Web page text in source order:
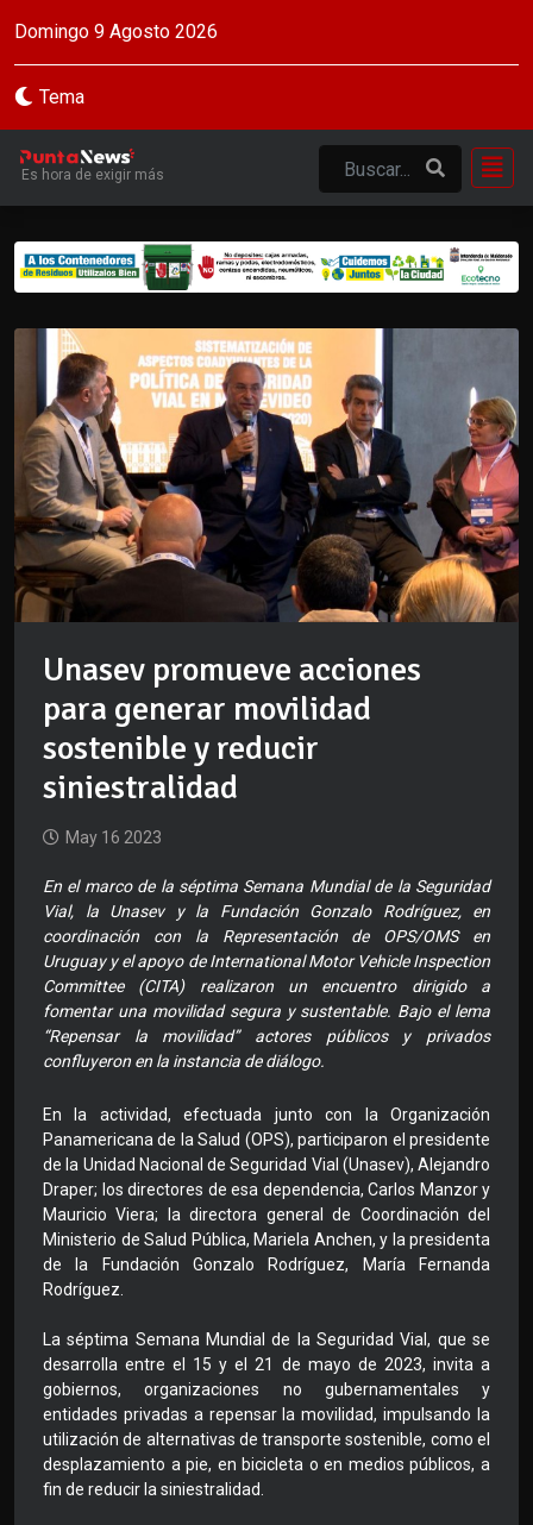
Domingo 9 Agosto 2026
Tema
Es hora de exigir más
Unasev promueve acciones
para generar movilidad
sostenible y reducir
siniestralidad
May 16 2023
En el marco de la séptima Semana Mundial de la Seguridad
Vial, la Unasev y la Fundación Gonzalo Rodríguez, en
coordinación con la Representación de OPS/OMS en
Uruguay y el apoyo de International Motor Vehicle Inspection
Committee (CITA) realizaron un encuentro dirigido a
fomentar una movilidad segura y sustentable. Bajo el lema
“Repensar la movilidad” actores públicos y privados
confluyeron en la instancia de diálogo.
En la actividad, efectuada junto con la Organización
Panamericana de la Salud (OPS), participaron el presidente
de la Unidad Nacional de Seguridad Vial (Unasev), Alejandro
Draper; los directores de esa dependencia, Carlos Manzor y
Mauricio Viera; la directora general de Coordinación del
Ministerio de Salud Pública, Mariela Anchen, y la presidenta
de la Fundación Gonzalo Rodríguez, María Fernanda
Rodríguez.
La séptima Semana Mundial de la Seguridad Vial, que se
desarrolla entre el 15 y el 21 de mayo de 2023, invita a
gobiernos, organizaciones no gubernamentales y
entidades privadas a repensar la movilidad, impulsando la
utilización de alternativas de transporte sostenible, como el
desplazamiento a pie, en bicicleta o en medios públicos, a
fin de reducir la siniestralidad.